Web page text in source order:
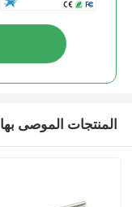
المنتجات الموصى بها